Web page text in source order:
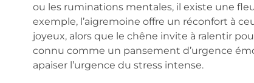
ou les ruminations mentales, il existe une
exemple, l’aigremoine offre un réconfort à
joyeux, alors que le chêne invite à ralentir
connu comme un pansement d’urgence
apaiser l’urgence du stress intense.